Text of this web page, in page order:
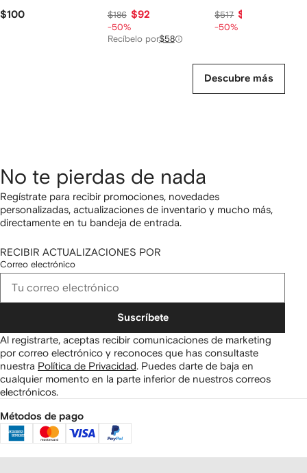
$100 $186 $92
-50%
Recíbelo por$58
$517 $258
-50%
Descubre más
No te pierdas de nada
Regístrate para recibir promociones, novedades
personalizadas, actualizaciones de inventario y mucho más,
directamente en tu bandeja de entrada.
RECIBIR ACTUALIZACIONES POR
Correo electrónico
Suscríbete
Al registrarte, aceptas recibir comunicaciones de marketing
por correo electrónico y reconoces que has consultaste
nuestra Política de Privacidad Puedes darte de baja en
cualquier momento en la parte inferior de nuestros correos
electrónicos.
Métodos de pago